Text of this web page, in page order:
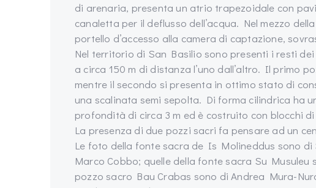
di arenaria, presenta un atrio trapezoidale con
canaletta per il deflusso dell’acqua. Nel mezzo
portello d’accesso alla camera di captazione,
Nel territorio di San Basilio sono presenti i resti
a circa 150 m di distanza l’uno dall’altro. Il primo
mentre il secondo si presenta in ottimo stato di
una scalinata semi sepolta. Di forma cilindrica ha
profondità di circa 3 m ed è costruito con blocchi
La presenza di due pozzi sacri fa pensare ad un
Le foto della fonte sacra de Is Molineddus sono di
Marco Cobbo; quelle della fonte sacra Su
pozzo sacro Bau Crabas sono di Andrea Mura-